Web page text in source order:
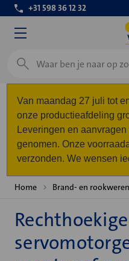
+31 598 36 12 32
Zoeken
Van maandag 27 juli tot
onze productieafdeling
Leveringen en
genomen. Onze
verzonden. We wensen
Home Brand- en